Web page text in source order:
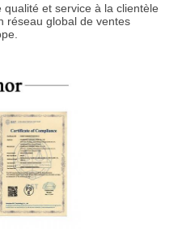
vous êtes intéressé par
voudriez discuter une
libre pour nous contacter.
et service à la clientèle
réseau global de ventes